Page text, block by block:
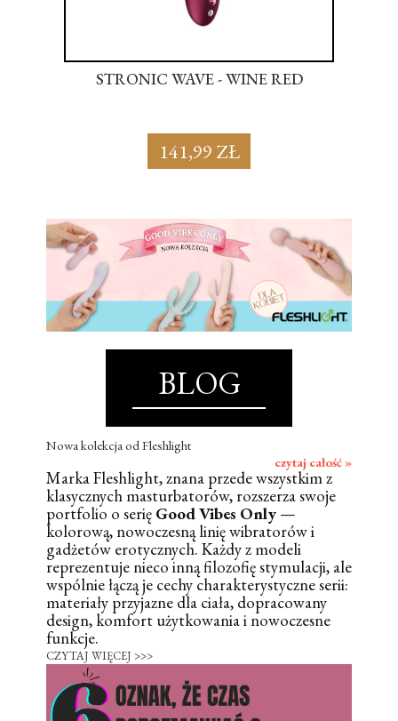
STRONIC WAVE - WINE RED
141,99 ZŁ
BLOG
Nowa kolekcja od Fleshlight
czytaj całość »
Marka Fleshlight, znana przede wszystkim z
klasycznych masturbatorów, rozszerza swoje
portfolio o serię Good Vibes Only —
kolorową, nowoczesną linię wibratorów i
gadżetów erotycznych. Każdy z modeli
reprezentuje nieco inną filozofię stymulacji, ale
wspólnie łączą je cechy charakterystyczne serii:
materiały przyjazne dla ciała, dopracowany
design, komfort użytkowania i nowoczesne
funkcje.
CZYTAJ WIĘCEJ >>>